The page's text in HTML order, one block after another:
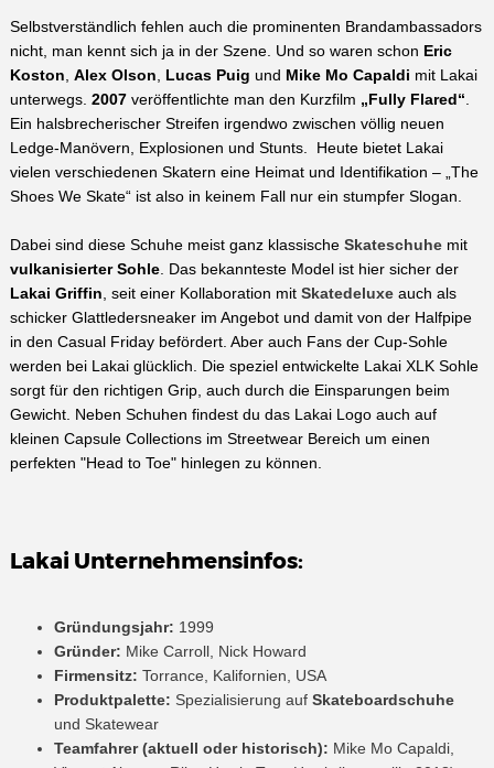
Selbstverständlich fehlen auch die prominenten Brandambassadors
nicht, man kennt sich ja in der Szene. Und so waren schon Eric
Koston Alex Olson Lucas Puig und Mike Mo Capaldi mit Lakai
unterwegs. 2007veröffentlichte man den Kurzfilm „Fully Flared“
Ein halsbrecherischer Streifen irgendwo zwischen völlig neuen
Ledge-Manövern, Explosionen und Stunts. Heute bietet Lakai
vielen verschiedenen Skatern eine Heimat und Identifikation – „The
Shoes We Skate“ ist also in keinem Fall nur ein stumpfer Slogan.
Dabei sind diese Schuhe meist ganz klassische Skateschuhemit
vulkanisierter Sohle. Das bekannteste Model ist hier sicher der
Lakai Griffin , seit einer Kollaboration mit Skatedeluxeauch als
schicker Glattledersneaker im Angebot und damit von der Halfpipe
in den Casual Friday befördert. Aber auch Fans der Cup-Sohle
werden bei Lakai glücklich. Die speziel entwickelte Lakai XLK Sohle
sorgt für den richtigen Grip, auch durch die Einsparungen beim
Gewicht. Neben Schuhen findest du das Lakai Logo auch auf
kleinen Capsule Collections im Streetwear Bereich um einen
perfekten "Head to Toe" hinlegen zu können.
Lakai Unternehmensinfos:
Gründungsjahr: 1999
Gründer: Mike Carroll, Nick Howard
Firmensitz: Torrance, Kalifornien, USA
Produktpalette: Spezialisierung auf Skateboardschuhe
und Skatewear
Teamfahrer (aktuell oder historisch): Mike Mo Capaldi,